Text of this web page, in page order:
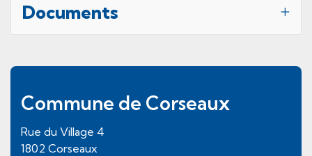
Documents
Pied de page
Commune de Corseaux
Rue du Village 4
1802 Corseaux